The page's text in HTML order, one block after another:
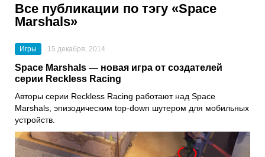
Все публикации по тэгу «Space
Marshals»
Игры 15 декабря, 2014
Space Marshals — новая игра от создателей
серии Reckless Racing
Авторы серии Reckless Racing работают над Space
Marshals, эпизодическим top-down шутером для мобильных
устройств.